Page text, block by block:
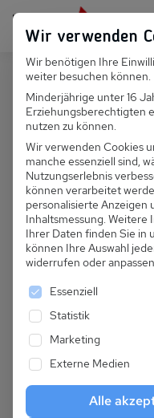
Persönlich für dich da:
Suchfeld
D 026.011D -
Kamin
Wir verwenden
Wir benötigen Ihre
weiter besuchen können.
Minderjährige unter 16
Erziehungsberechtigten
nutzen zu können.
Wir verwenden Cookies
manche essenziell sind,
Nutzungserlebnis
können verarbeitet
personalisierte Anzeigen
Inhaltsmessung. Weitere
Ihrer Daten finden Sie in
können Ihre Auswahl
widerrufen oder
Es folgt eine Liste
Essenziell
Statistik
Marketing
Externe Medien
Alle